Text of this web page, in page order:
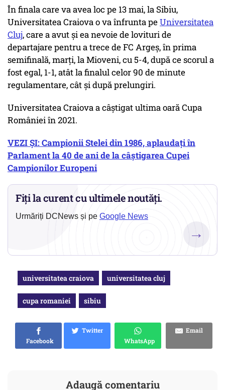
În finala care va avea loc pe 13 mai, la Sibiu,
Universitatea Craiova o va înfrunta peUniversitatea
Cluj, care a avut şi ea nevoie de lovituri de
departajare pentru a trece de FC Argeş, în prima
semifinală, marţi, la Mioveni, cu 5-4, după ce scorul a
fost egal, 1-1, atât la finalul celor 90 de minute
regulamentare, cât şi după prelungiri.
Universitatea Craiova a câştigat ultima oară Cupa
României în 2021.
VEZI ȘI: Campionii Stelei din 1986, aplaudați în
Parlament la 40 de ani de la câștigarea Cupei
Campionilor Europeni
Fiți la curent cu ultimele noutăți.
Urmăriți DCNews și pe Google News
→
universitatea craiova universitatea cluj
cupa romaniei sibiu
Facebook
Twitter
WhatsApp
Email
Adaugă comentariu